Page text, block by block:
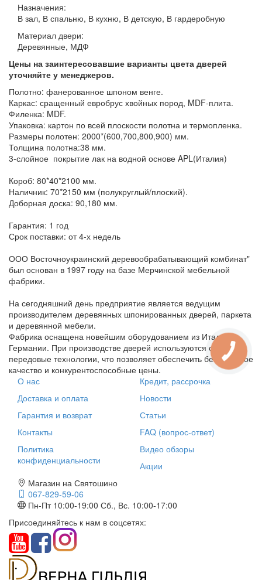
Назначения:
В зал, В спальню, В кухню, В детскую, В гардеробную
Материал двери:
Деревянные, МДФ
Цены на заинтересовавшие варианты цвета дверей
уточняйте у менеджеров.
Полотно: фанерованное шпоном венге.
Каркас: сращенный евробрус хвойных пород, MDF-плита.
Филенка: MDF.
Упаковка: картон по всей плоскости полотна и термопленка.
Размеры полотен: 2000*(600,700,800,900) мм.
Толщина полотна:38 мм.
3-слойное покрытие лак на водной основе APL(Италия)
Короб: 80*40*2100 мм.
Наличник: 70*2150 мм (полукруглый/плоский).
Доборная доска: 90,180 мм.
Гарантия: 1 год
Срок поставки: от 4-х недель
ООО Восточноукраинский деревообрабатывающий комбинат"
был основан в 1997 году на базе Мерчинской мебельной
фабрики.
На сегодняшний день предприятие является ведущим
производителем деревянных шпонированных дверей, паркета
и деревянной мебели.
Фабрика оснащена новейшим оборудованием из Италии и
Германии. При производстве дверей используются самые
передовые технологии, что позволяет обеспечить безупречное
качество и конкурентоспособные цены.
О нас
Доставка и оплата
Гарантия и возврат
Контакты
Политика
конфиденциальности
Кредит, рассрочка
Новости
Статьи
FAQ (вопрос-ответ)
Видео обзоры
Акции
Магазин на Святошино
067-829-59-06
Пн-Пт 10:00-19:00 Сб., Вс. 10:00-17:00
Присоединяйтесь к нам в соцсетях: